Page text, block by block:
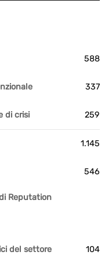
588
337
di crisi 259
1.145
546
Reputation
del settore 104